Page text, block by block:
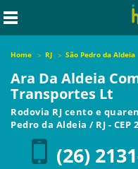
Home RJ São Pedro da Aldeia
Ara Da Aldeia
Transportes Lt
Rodovia RJ cento e
Pedro da Aldeia / RJ - CEP
(26)